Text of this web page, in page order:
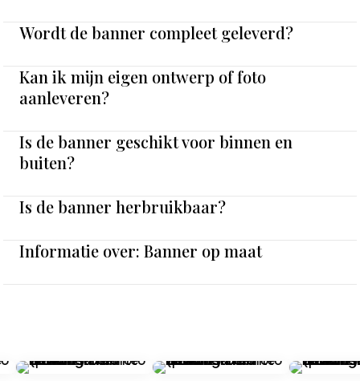
Wordt de banner compleet geleverd?
Kan ik mijn eigen ontwerp of foto
aanleveren?
Is de banner geschikt voor binnen en
buiten?
Is de banner herbruikbaar?
Informatie over: Banner op maat